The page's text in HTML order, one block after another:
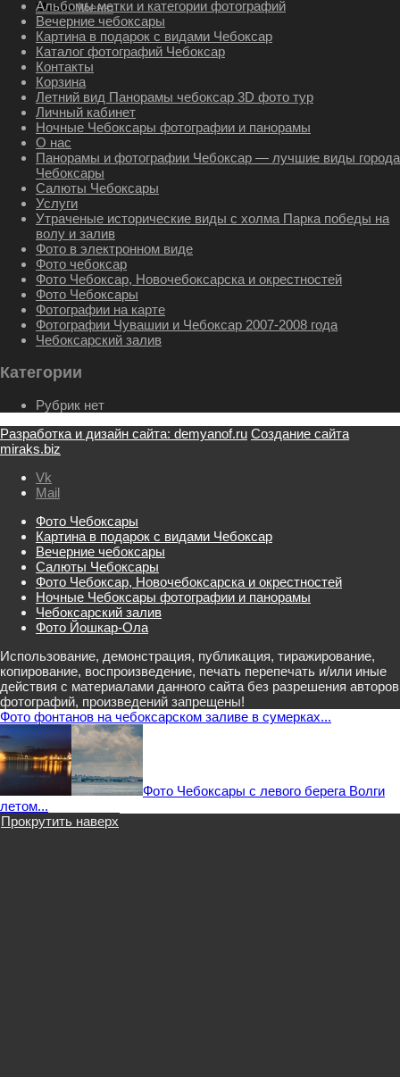
Меню Меню
Альбомы метки и категории фотографий
Вечерние чебоксары
Картина в подарок с видами Чебоксар
Каталог фотографий Чебоксар
Контакты
Корзина
Летний вид Панорамы чебоксар 3D фото тур
Личный кабинет
Ночные Чебоксары фотографии и панорамы
О нас
Панорамы и фотографии Чебоксар — лучшие виды города
Чебоксары
Салюты Чебоксары
Услуги
Утраченые исторические виды с холма Парка победы на
волу и залив
Фото в электронном виде
Фото чебоксар
Фото Чебоксар, Новочебоксарска и окрестностей
Фото Чебоксары
Фотографии на карте
Фотографии Чувашии и Чебоксар 2007-2008 года
Чебоксарский залив
Категории
Рубрик нет
Разработка и дизайн сайта: demyanof.ru Создание сайта
miraks.biz
Vk
Mail
Фото Чебоксары
Картина в подарок с видами Чебоксар
Вечерние чебоксары
Салюты Чебоксары
Фото Чебоксар, Новочебоксарска и окрестностей
Ночные Чебоксары фотографии и панорамы
Чебоксарский залив
Фото Йошкар-Ола
Использование, демонстрация, публикация, тиражирование,
копирование, воспроизведение, печать перепечать и/или иные
действия с материалами данного сайта без разрешения авторов
фотографий, произведений запрещены!
Фото фонтанов на чебоксарском заливе в сумерках...
Фото Чебоксары с левого берега Волги
летом...
Прокрутить наверх